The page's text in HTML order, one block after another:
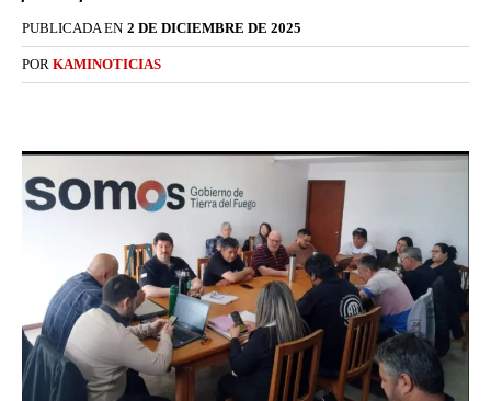
PUBLICADA EN 2 DE DICIEMBRE DE 2025
POR KAMINOTICIAS